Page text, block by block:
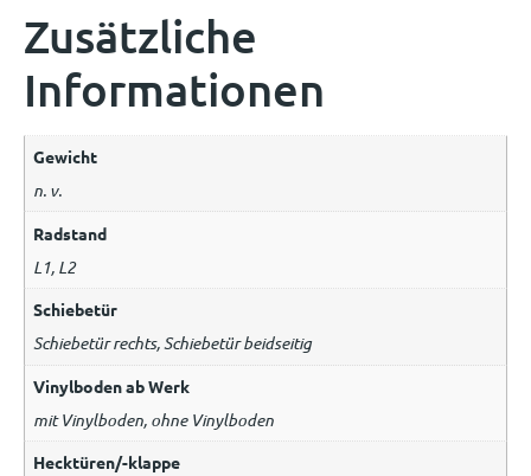
Zusätzliche
Informationen
Gewicht
n. v.
Radstand
L1, L2
Schiebetür
Schiebetür rechts, Schiebetür beidseitig
Vinylboden ab Werk
mit Vinylboden, ohne Vinylboden
Hecktüren/-klappe